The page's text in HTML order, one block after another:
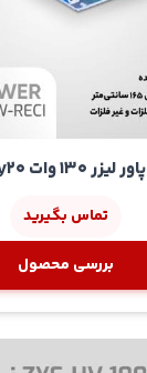
پاور لیزر 130 وات dy20
تماس بگیرید
بررسی محصول